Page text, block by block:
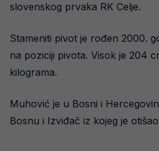
slovenskog prvaka RK Celje.
Stameniti pivot je rođen 2000.
na poziciji pivota. Visok je 204
kilograma.
Muhović je u Bosni i
Bosnu i Izviđač iz kojeg je